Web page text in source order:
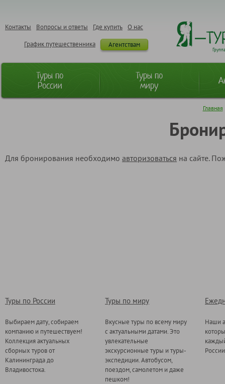
О нас
Где купить
Вопросы и ответы
Контакты
Агентствам
График путешественника
Туры по
России
Туры по
миру
Главная
Для бронирования необходимо авторизоваться на сайте.
Туры по России
Выбираем дату, собираем
компанию и путешествуем!
Коллекция актуальных
сборных туров от
Калининграда до
Владивостока.
Туры по миру
Вкусные туры по всему миру
с актуальными датами. Это
увлекательные
экскурсионные туры и туры-
экспедиции. Автобусом,
поездом, самолетом и даже
пешком!
Наши